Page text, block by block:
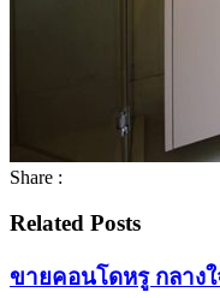
Share :
Related Posts
ขายคอนโดหรู กลาง